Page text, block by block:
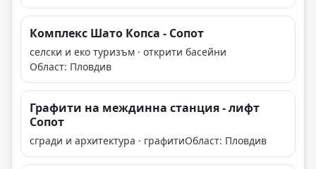
Комплекс Шато Копса - Сопот
селски и еко туризъм · открити басейни
Област: Пловдив
Графити на междинна станция - лифт
Сопот
сгради и архитектура · графитиОбласт: Пловдив